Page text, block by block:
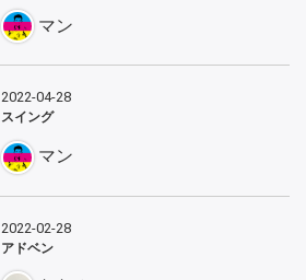
マン
2022-04-28
スイング
マン
2022-02-28
アドベン